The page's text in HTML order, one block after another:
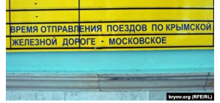
ВСЕ ЗА ДЕНЬ
СПЕЦПРОЕКТИ
ДЕПОРТАЦІЯ
ВІДЕОУРОКИ «ELIFBE»
СВІДЧЕННЯ ОКУПАЦІЇ
УКРАЇНСЬКА ПРОБЛЕМА КРИМУ
ЯК ОБІЙТИ БЛОКУВАННЯ
Qırımtatar